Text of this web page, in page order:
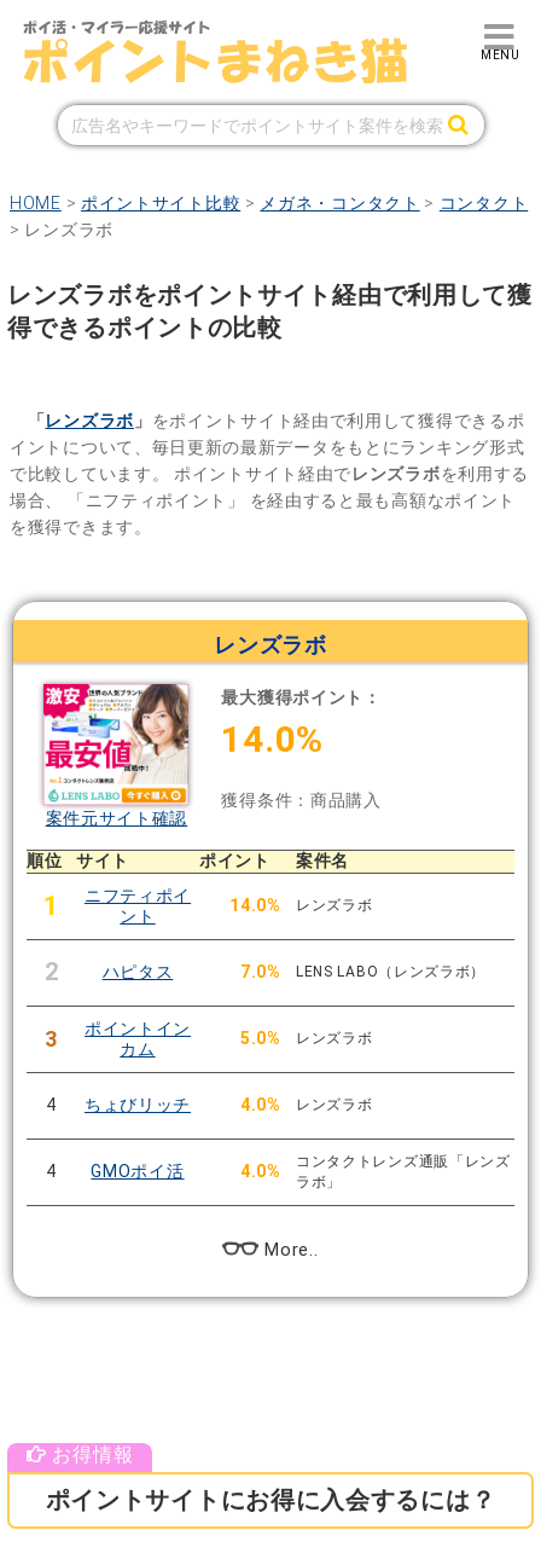
HOME > ポイントサイト比較 > メガネ・コンタクト > コンタクト
> レンズラボ
レンズラボをポイントサイト経由で利用して獲
得できるポイントの比較
「 レンズラボ 」 をポイントサイト経由で利用して獲得できるポ
イントについて、毎日更新の最新データをもとにランキング形式
で比較しています。 ポイントサイト経由でレンズラボを利用する
場合、
「ニフティポイント」
を経由すると最も高額なポイント
を獲得できます。
レンズラボ
案件元サイト確認
最大獲得ポイント：
14.0%
獲得条件：商品購入
順位 サイト ポイント 案件名
1
ニフティポイ
ント
14.0% レンズラボ
2 ハピタス 7.0% LENS LABO（レンズラボ）
3
ポイントイン
カム
5.0% レンズラボ
4 ちょびリッチ 4.0% レンズラボ
4 GMOポイ活 4.0%
コンタクトレンズ通販「レンズ
ラボ」
More..
ポイントサイトにお得に入会するには？